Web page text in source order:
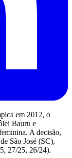
em 2012, o
Bauru e
A decisão,
São José (SC),
27/25, 26/24).